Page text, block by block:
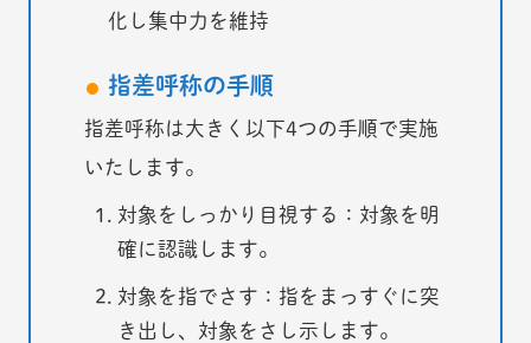
化し集中力を維持
指差呼称の手順
指差呼称は大きく以下4つの手順で実施
いたします。
対象をしっかり目視する：対象を明
確に認識します。
対象を指でさす：指をまっすぐに突
き出し、対象をさし示します。